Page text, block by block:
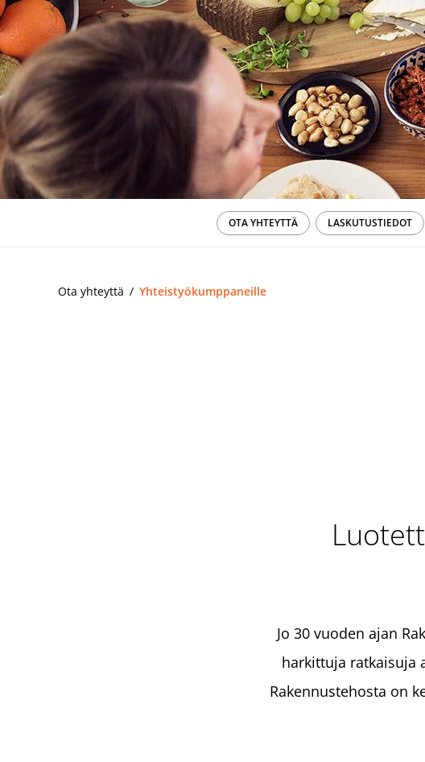
OTA YHTEYTTÄ LASKUTUSTIEDOT
Ota yhteyttä Yhteistyökumppaneille
Jo 30 vuoden ajan
harkittuja ratkaisuja
Rakennustehosta on